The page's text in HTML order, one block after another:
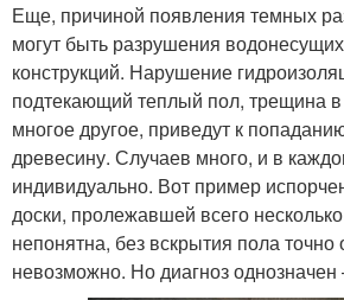
Еще, причиной появления темных
могут быть разрушения
конструкций. Нарушение
подтекающий теплый пол, трещина
многое другое, приведут к
древесину. Случаев много, и в
индивидуально. Вот пример
доски, пролежавшей всего
непонятна, без вскрытия пола точно
невозможно. Но диагноз